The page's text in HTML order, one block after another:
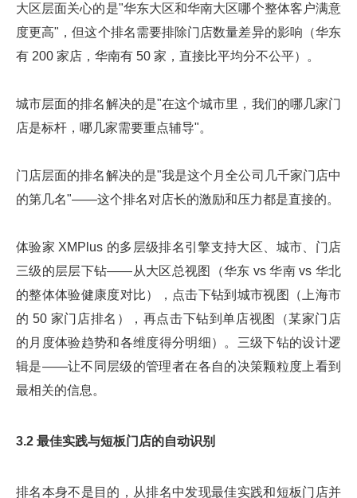
大区层面关心的是"华东大区和华南大区哪个整体客户满意
度更高"，但这个排名需要排除门店数量差异的影响（华东
有 200 家店，华南有 50 家，直接比平均分不公平）。
城市层面的排名解决的是"在这个城市里，我们的哪几家门
店是标杆，哪几家需要重点辅导"。
门店层面的排名解决的是"我是这个月全公司几千家门店中
的第几名"——这个排名对店长的激励和压力都是直接的。
体验家 XMPlus 的多层级排名引擎支持大区、城市、门店
三级的层层下钻——从大区总视图（华东 vs 华南 vs 华北
的整体体验健康度对比），点击下钻到城市视图（上海市
的 50 家门店排名），再点击下钻到单店视图（某家门店
的月度体验趋势和各维度得分明细）。三级下钻的设计逻
辑是——让不同层级的管理者在各自的决策颗粒度上看到
最相关的信息。
3.2 最佳实践与短板门店的自动识别
排名本身不是目的，从排名中发现最佳实践和短板门店并